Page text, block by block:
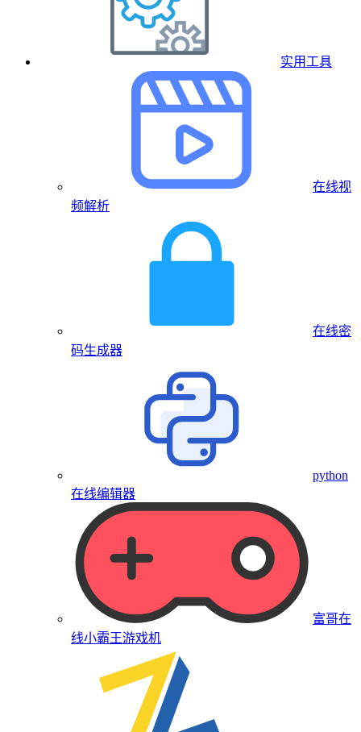
实用工具
在线视
频解析
在线密
码生成器
python
在线编辑器
富哥在
线小霸王游戏机